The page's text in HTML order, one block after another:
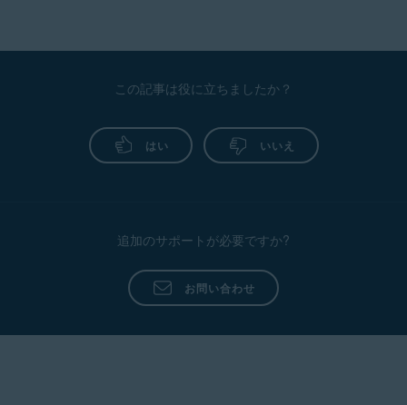
この記事は役に立ちましたか？
はい いいえ
追加のサポートが必要ですか?
お問い合わせ